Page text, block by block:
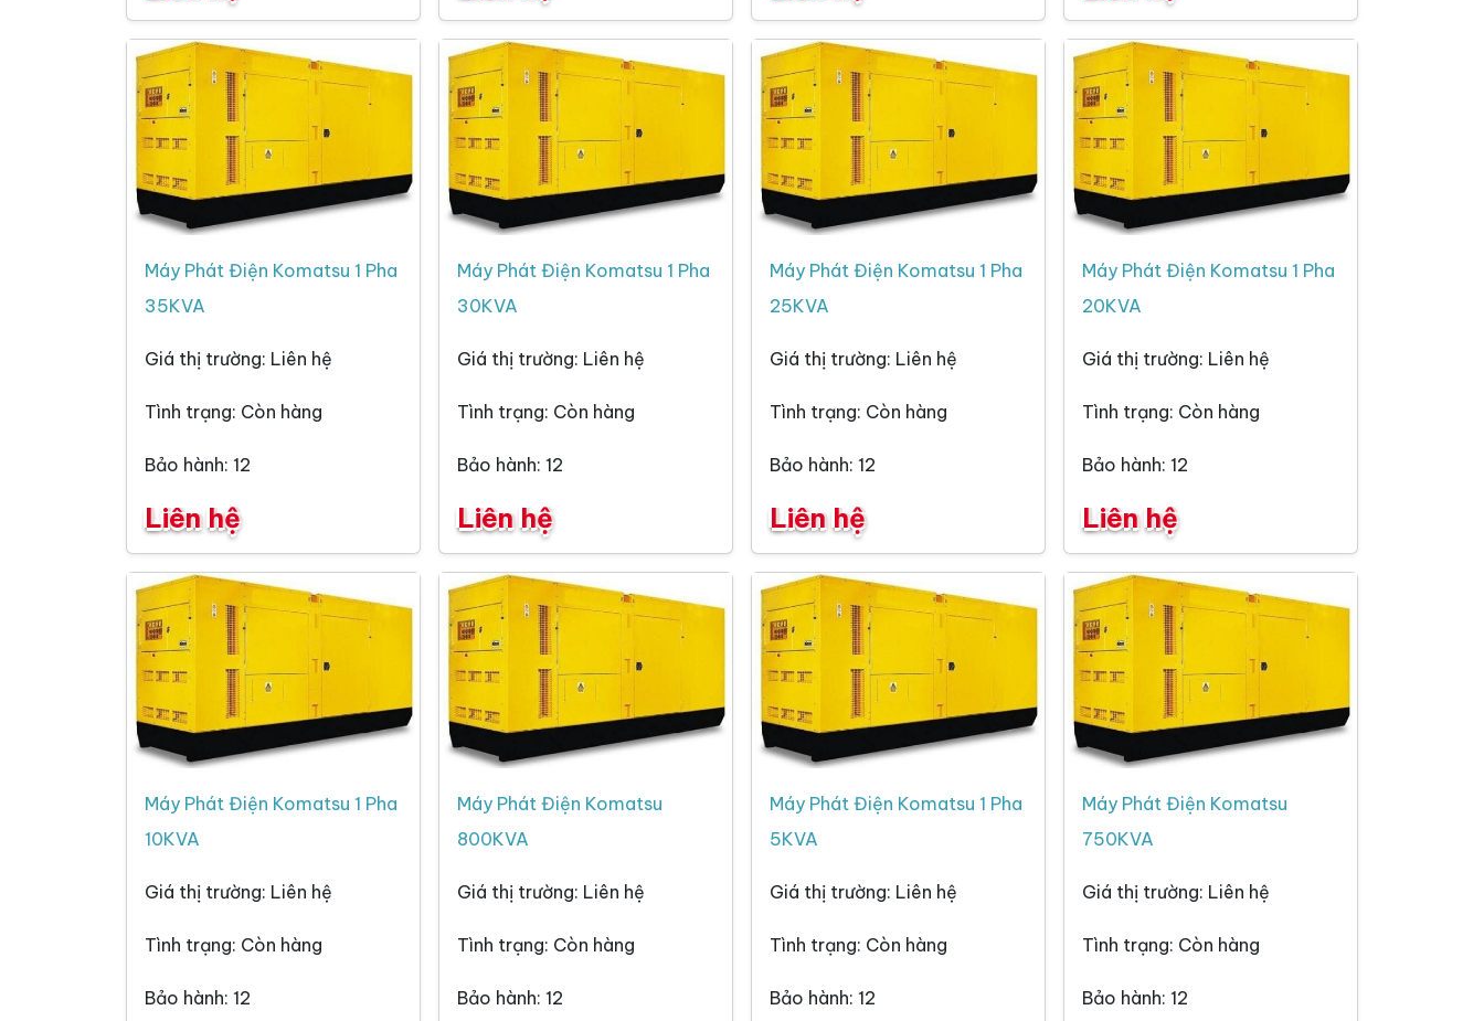
Máy Phát Điện Komatsu 1 Pha
35KVA
Giá thị trường: Liên hệ
Tình trạng: Còn hàng
Bảo hành: 12
Liên hệ
Máy Phát Điện Komatsu 1 Pha
30KVA
Giá thị trường: Liên hệ
Tình trạng: Còn hàng
Bảo hành: 12
Liên hệ
Máy Phát Điện Komatsu 1 Pha
25KVA
Giá thị trường: Liên hệ
Tình trạng: Còn hàng
Bảo hành: 12
Liên hệ
Máy Phát Điện Komatsu 1 Pha
20KVA
Giá thị trường: Liên hệ
Tình trạng: Còn hàng
Bảo hành: 12
Liên hệ
Máy Phát Điện Komatsu 1 Pha
10KVA
Giá thị trường: Liên hệ
Tình trạng: Còn hàng
Bảo hành: 12
Máy Phát Điện Komatsu
800KVA
Giá thị trường: Liên hệ
Tình trạng: Còn hàng
Bảo hành: 12
Máy Phát Điện Komatsu 1 Pha
5KVA
Giá thị trường: Liên hệ
Tình trạng: Còn hàng
Bảo hành: 12
Máy Phát Điện Komatsu
750KVA
Giá thị trường: Liên hệ
Tình trạng: Còn hàng
Bảo hành: 12